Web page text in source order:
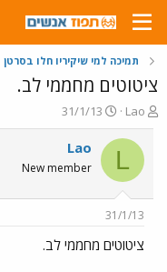
תמיכה למי שיקיריו חלו בסרטן
ציטוטים מחממי לב.
פ
ו
ת
ח
ה
ש
א
Lao
פ
ו
ס
ם
ר
31/1/13
L
Lao
New member
31/1/13
ציטוטים מחממי לב.